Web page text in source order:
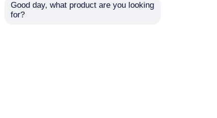
Good day, what product are you looking
for?